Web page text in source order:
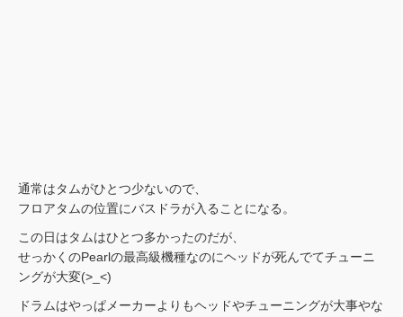
通常はタムがひとつ少ないので、
フロアタムの位置にバスドラが入ることになる。
この日はタムはひとつ多かったのだが、
せっかくのPearlの最高級機種なのにヘッドが死んでてチューニ
ングが大変(>_<)
ドラムはやっぱメーカーよりもヘッドやチューニングが大事やな